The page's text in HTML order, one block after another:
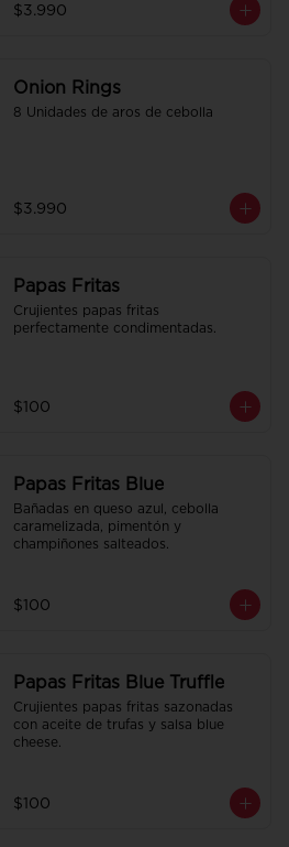
$3.990
Onion Rings
8 Unidades de aros de cebolla
$3.990
Papas Fritas
Crujientes papas fritas
perfectamente condimentadas.
$100
Papas Fritas Blue
Bañadas en queso azul, cebolla
caramelizada, pimentón y
champiñones salteados.
$100
Papas Fritas Blue Truffle
Crujientes papas fritas sazonadas
con aceite de trufas y salsa blue
cheese.
$100